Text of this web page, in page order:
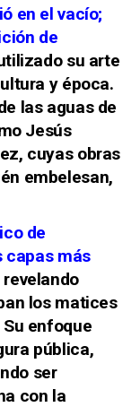
en el vacío;
de
su arte
y época.
las aguas de
Jesús
cuyas obras
embelesan,
de
capas más
revelando
los matices
enfoque
pública,
ser
con la